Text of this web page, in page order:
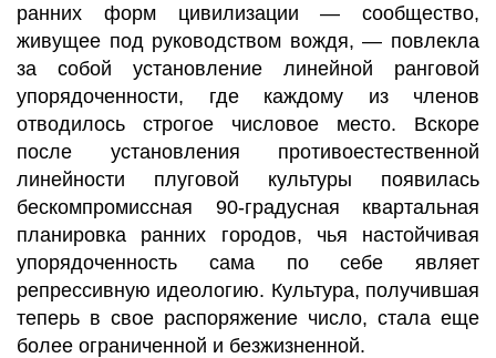
ранних форм цивилизации — сообщество,
живущее под руководством вождя, — повлекла
за собой установление линейной ранговой
упорядоченности, где каждому из членов
отводилось строгое числовое место. Вскоре
после установления противоестественной
линейности плуговой культуры появилась
бескомпромиссная 90-градусная квартальная
планировка ранних городов, чья настойчивая
упорядоченность сама по себе являет
репрессивную идеологию. Культура, получившая
теперь в свое распоряжение число, стала еще
более ограниченной и безжизненной.